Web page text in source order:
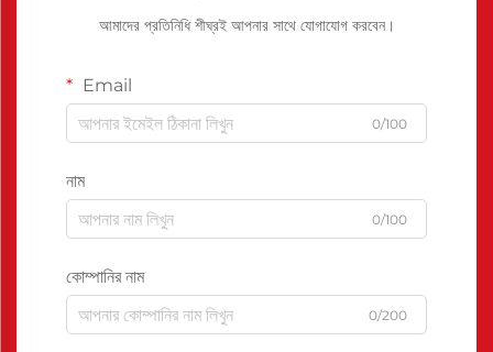
আমাদের প্রতিনিধি শীঘ্রই আপনার সাথে যোগাযোগ করবেন।
Email
0/100
নাম
0/100
কোম্পানির নাম
0/200